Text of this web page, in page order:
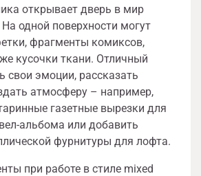
открывает дверь в мир
одной поверхности могут
фрагменты комиксов,
кусочки ткани. Отличный
свои эмоции, рассказать
атмосферу – например,
газетные вырезки для
альбома или добавить
фурнитуры для лофта.
при работе в стиле mixed